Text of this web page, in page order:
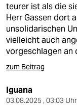
teurer ist als die
Herr Gassen dort
unsolidarischen
vielleicht auch
vorgeschlagen an
zum Beitrag
Iguana
03.08.2025 , 03:03 Uhr